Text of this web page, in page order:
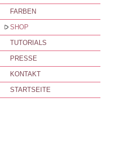
FARBEN
SHOP
TUTORIALS
PRESSE
KONTAKT
STARTSEITE